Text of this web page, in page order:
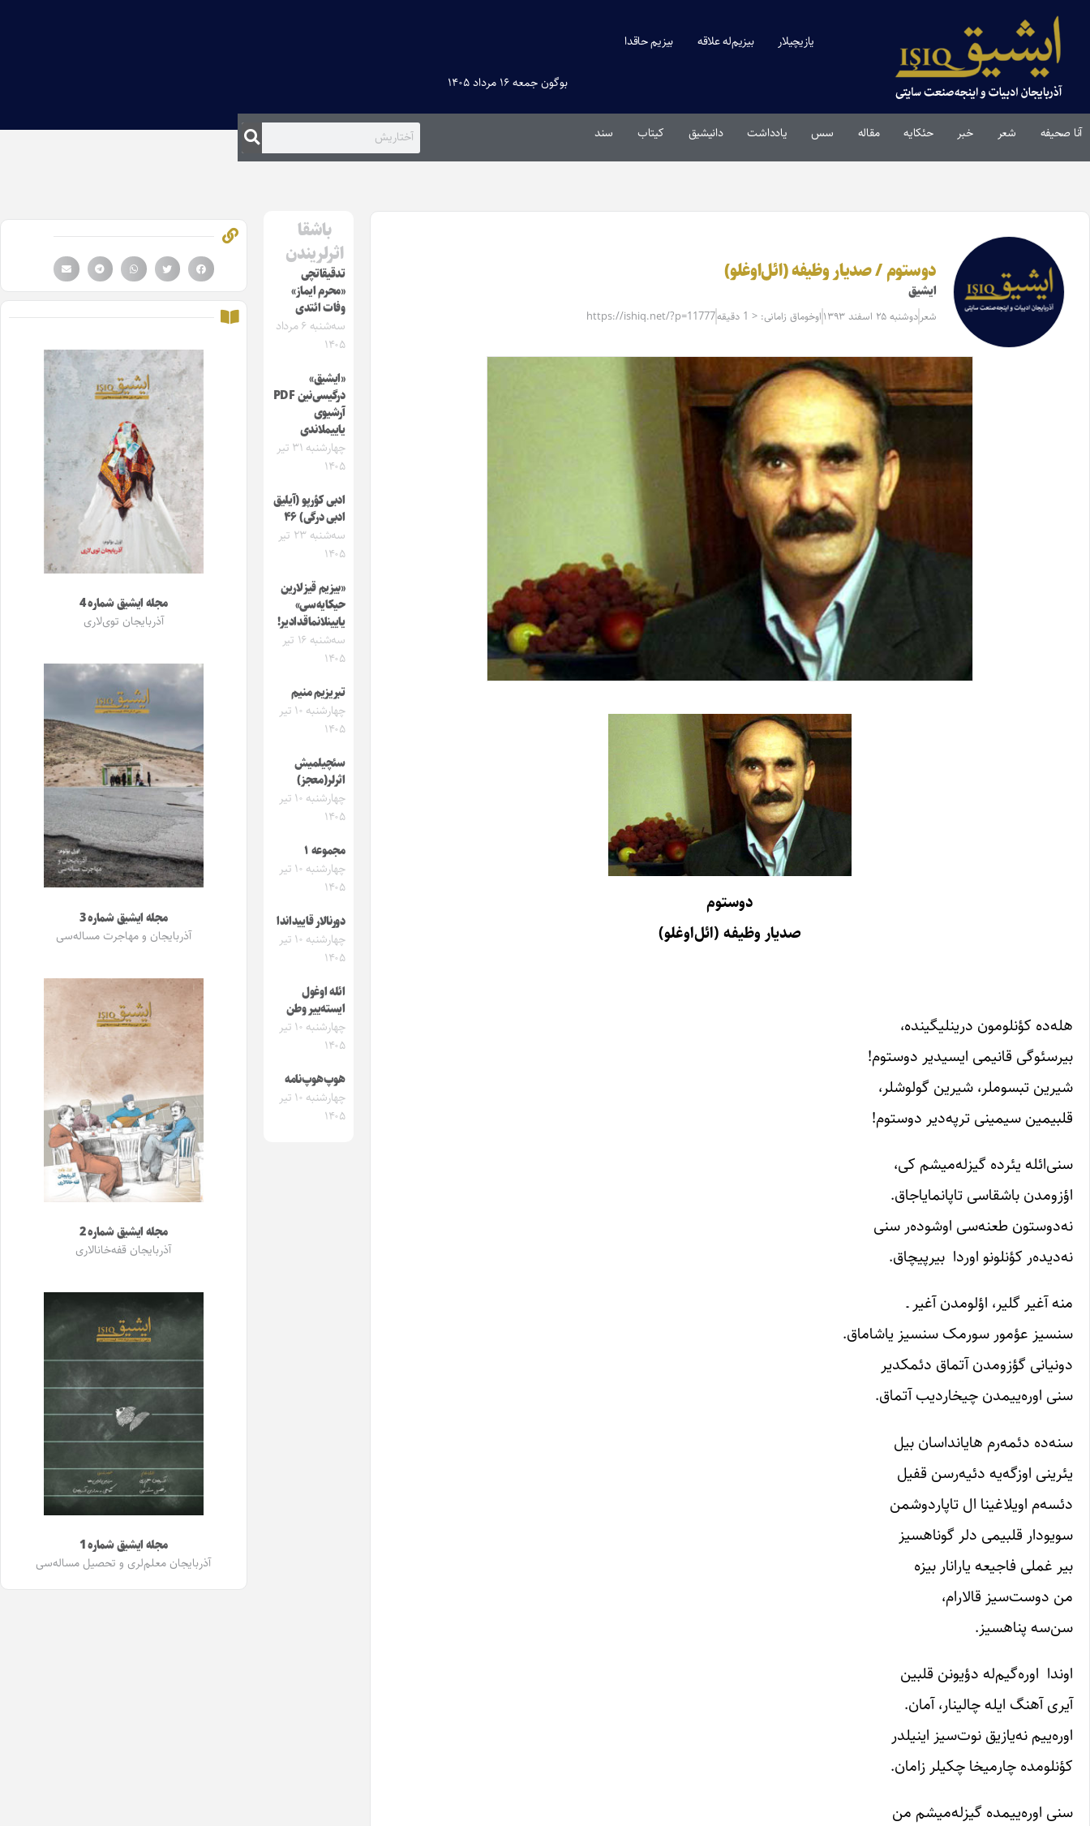
یازیچیلار بیزیم‌له علاقه بیزیم حاقدا
بوگون جمعه ۱۶ مرداد ۱۴۰۵
آنا صحیفه شعر خبر حئکایه مقاله‌ سس یادداشت دانیشیق کیتاب سند
دوستوم‌ / صدیار وظیفه (ائل‌اوغلو)
ایشیق
شعر دوشنبه ۲۵ اسفند ۱۳۹۳ اوخوماق زامانی: < 1 دقیقه https://ishiq.net/?p=11777
دوستوم‌
صدیار وظیفه (ائل‌اوغلو)
هله‌ده‌ کؤنلومون‌ درینلیگینده‌،
بیرسئوگی‌ قانیمی‌ ایسیدیر دوستوم!‌
شیرین‌ تبسوملر، شیرین‌ گولوشلر،
قلبیمین‌ سیمینی‌ ترپه‌دیر دوستوم‌!
سنی‌ائله‌ یئرده‌ گیزله‌میشم‌ کی‌،
اؤزومدن‌ باشقاسی‌ تاپانمایاجاق‌.
نه‌دوستون‌ طعنه‌سی‌ اوشوده‌ر سنی‌
نه‌دیده‌ر کؤنلونو اوردا بیرپیچاق.‌
منه‌ آغیر گلیر، اؤلومدن‌ آغیر ـ
سنسیز عؤمور سورمک‌ سنسیز یاشاماق‌.
دونیانی‌ گؤزومدن‌ آتماق‌ دئمکدیر
سنی‌ اوره‌ییمدن‌ چیخاردیب‌ آتماق‌.
سنه‌ده‌ دئمه‌رم‌ هایانداسان‌ بیل‌
یئرینی‌ اوزگه‌یه‌ دئیه‌رسن‌ قفیل‌
دئسه‌م‌ اویلاغینا ال‌ تاپاردوشمن‌
سویودار قلبیمی‌ د‌لر گوناهسیز
بیر غملی‌ فاجیعه‌ یارانار بیزه‌
من‌ دوست‌سیز قالارام‌،
سن‌سه ‌پناهسیز.
اوندا اوره‌گیم‌له‌ دؤیونن‌ قلبین‌
آیری‌ آهنگ‌ ایله‌ چالینار، آمان.‌
اوره‌ییم‌ نه‌یازیق‌ نوت‌سیز اینیلدر
کؤنلومده‌ چارمیخا چکیلر زامان‌.
سنی‌ اوره‌ییمده‌ گیزله‌میشم‌ من‌
باشقا
اثرلریندن
تدقیقاتچی
«محرم ایماز»
وفات ائتدی
سه‌شنبه ۶ مرداد
۱۴۰۵
«ایشیق»
درگیسی‌نین PDF
آرشیوی
یاییملاندی
چهارشنبه ۳۱ تیر
۱۴۰۵
ادبی کؤرپو (آیلیق
ادبی درگی) ۴۶
سه‌شنبه ۲۳ تیر
۱۴۰۵
«بیزیم قیزلارین
حیکایه‌سی»
یایینلانماقدادیر!
سه‌شنبه ۱۶ تیر
۱۴۰۵
تبریزیم منیم
چهارشنبه ۱۰ تیر
۱۴۰۵
سئچیلمیش
اثرلر(معجز)
چهارشنبه ۱۰ تیر
۱۴۰۵
مجموعه ۱
چهارشنبه ۱۰ تیر
۱۴۰۵
دورنالار قاییداندا
چهارشنبه ۱۰ تیر
۱۴۰۵
ائله اوغول
ایسته‌ییر وطن
چهارشنبه ۱۰ تیر
۱۴۰۵
هوپ‌هوپ‌نامه
چهارشنبه ۱۰ تیر
۱۴۰۵
مجله ایشیق شماره 4
آذربایجان توی‌لاری
مجله ایشیق شماره 3
آذربایجان و مهاجرت مساله‌سی
مجله ایشیق شماره 2
آذربایجان قفه‌خانالاری
مجله ایشیق شماره 1
آذربایجان معلم‌لری و تحصیل مساله‌سی